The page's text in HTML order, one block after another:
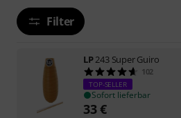
Filter
LP243 Super Guiro
102
TOP-SELLER
Sofort lieferbar
33€